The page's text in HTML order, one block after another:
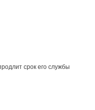
срок его службы